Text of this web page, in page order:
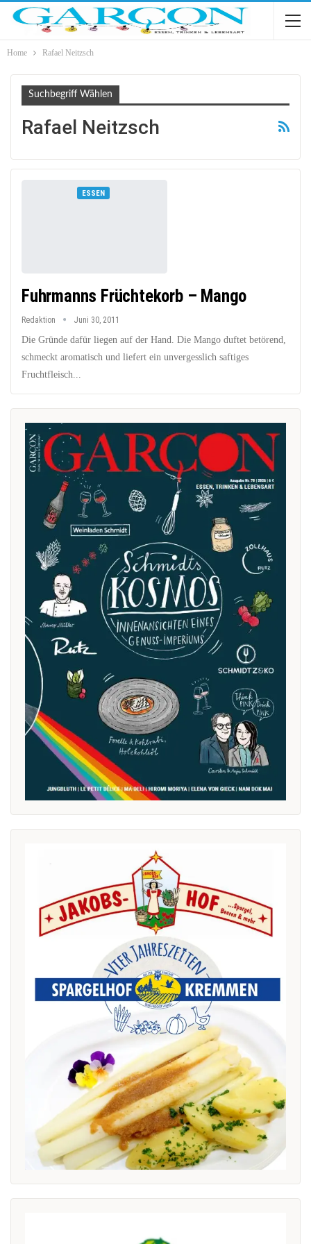
Home Rafael Neitzsch
Suchbegriff Wählen
Rafael Neitzsch
ESSEN
Fuhrmanns Früchtekorb – Mango
Redaktion Juni 30, 2011
Die Gründe dafür liegen auf der Hand. Die Mango duftet betörend,
schmeckt aromatisch und liefert ein unvergesslich saftiges
Fruchtfleisch...